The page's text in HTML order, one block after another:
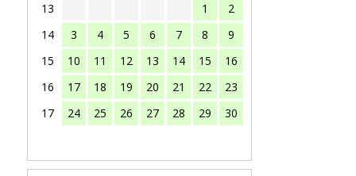
13
1
2
14
3 4 5 6 7 8
9
15
10 11 12 13 14 15
16
16
17 18 19 20 21 22
23
17
24 25 26 27 28 29 30